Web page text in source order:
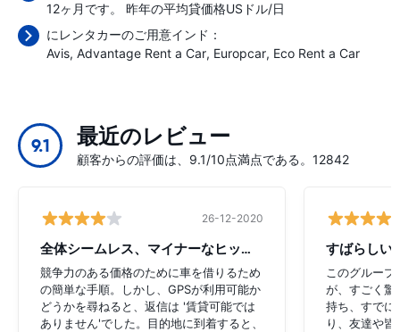
12ヶ月です。 昨年の平均貸価格USドル/日
にレンタカーのご用意インド：
Avis Advantage Rent a Car Europcar Eco Rent a Car
9.1 最近のレビュー
顧客からの評価は、9.1/10点満点である。12842
26-12-2020
全体シームレス、マイナーなヒップアップ
競争力のある価格のために車を借りるため
の簡単な手順。しかし、GPSが利用可能か
どうかを尋ねると、返信は '賃貸可能では
ありません'でした。目的地に到着すると、
すばらしい
このグルー
が、すごく驚
持ち、すでに
り、友達や